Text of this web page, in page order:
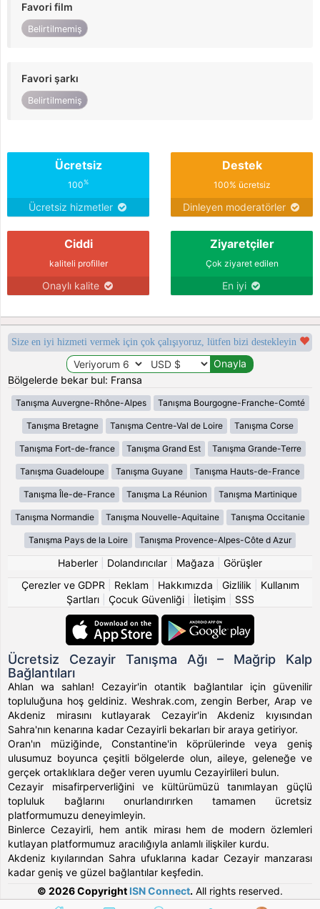
Favori film
Belirtilmemiş
Favori şarkı
Belirtilmemiş
Ücretsiz
100%
Ücretsiz hizmetler
Destek
100% ücretsiz
Dinleyen moderatörler
Ciddi
kaliteli profiller
Onaylı kalite
Ziyaretçiler
Çok ziyaret edilen
En iyi
Size en iyi hizmeti vermek için çok çalışıyoruz, lütfen bizi destekleyin
Bölgelerde bekar bul: Fransa
Tanışma Auvergne-Rhône-Alpes Tanışma Bourgogne-Franche-Comté
Tanışma Bretagne Tanışma Centre-Val de Loire Tanışma Corse
Tanışma Fort-de-france Tanışma Grand Est Tanışma Grande-Terre
Tanışma Guadeloupe Tanışma Guyane Tanışma Hauts-de-France
Tanışma Île-de-France Tanışma La Réunion Tanışma Martinique
Tanışma Normandie Tanışma Nouvelle-Aquitaine Tanışma Occitanie
Tanışma Pays de la Loire Tanışma Provence-Alpes-Côte d Azur
Haberler Dolandırıcılar Mağaza
Görüşler
Çerezler ve GDPR
Reklam Hakkımızda Gizlilik
Kullanım
Şartları| Çocuk Güvenliği| İletişim SSS
Ücretsiz Cezayir Tanışma Ağı – Mağrip Kalp
Bağlantıları
Ahlan wa sahlan! Cezayir'in otantik bağlantılar için güvenilir
topluluğuna hoş geldiniz. Weshrak.com, zengin Berber, Arap ve
Akdeniz mirasını kutlayarak Cezayir'in Akdeniz kıyısından
Sahra'nın kenarına kadar Cezayirli bekarları bir araya getiriyor.
Oran'ın müziğinde, Constantine'in köprülerinde veya geniş
ulusumuz boyunca çeşitli bölgelerde olun, aileye, geleneğe ve
gerçek ortaklıklara değer veren uyumlu Cezayirlileri bulun.
Cezayir misafirperverliğini ve kültürümüzü tanımlayan güçlü
topluluk bağlarını onurlandırırken tamamen ücretsiz
platformumuzu deneyimleyin.
Binlerce Cezayirli, hem antik mirası hem de modern özlemleri
kutlayan platformumuz aracılığıyla anlamlı ilişkiler kurdu.
Akdeniz kıyılarından Sahra ufuklarına kadar Cezayir manzarası
kadar geniş ve güzel bağlantılar keşfedin.
© 2026 Copyright ISN Connect. All rights reserved.